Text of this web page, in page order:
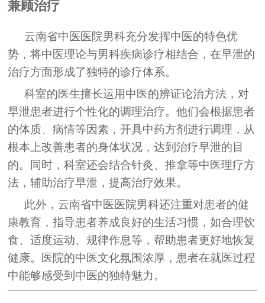
兼顾治疗
云南省中医医院男科充分发挥中医的特色优
势，将中医理论与男科疾病诊疗相结合，在早泄的
治疗方面形成了独特的诊疗体系。
科室的医生擅长运用中医的辨证论治方法，对
早泄患者进行个性化的调理治疗。他们会根据患者
的体质、病情等因素，开具中药方剂进行调理，从
根本上改善患者的身体状况，达到治疗早泄的目
的。同时，科室还会结合针灸、推拿等中医理疗方
法，辅助治疗早泄，提高治疗效果。
此外，云南省中医医院男科还注重对患者的健
康教育，指导患者养成良好的生活习惯，如合理饮
食、适度运动、规律作息等，帮助患者更好地恢复
健康。医院的中医文化氛围浓厚，患者在就医过程
中能够感受到中医的独特魅力。